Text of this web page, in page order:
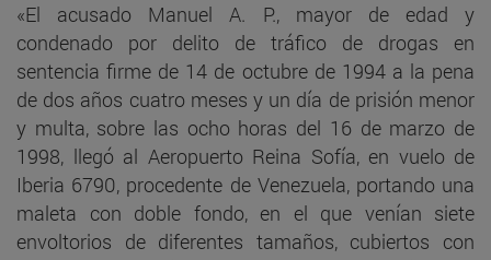
«El acusado Manuel A. P., mayor de edad y
condenado por delito de tráfico de drogas en
sentencia firme de 14 de octubre de 1994 a la pena
de dos años cuatro meses y un día de prisión menor
y multa, sobre las ocho horas del 16 de marzo de
1998, llegó al Aeropuerto Reina Sofía, en vuelo de
Iberia 6790, procedente de Venezuela, portando una
maleta con doble fondo, en el que venían siete
envoltorios de diferentes tamaños, cubiertos con